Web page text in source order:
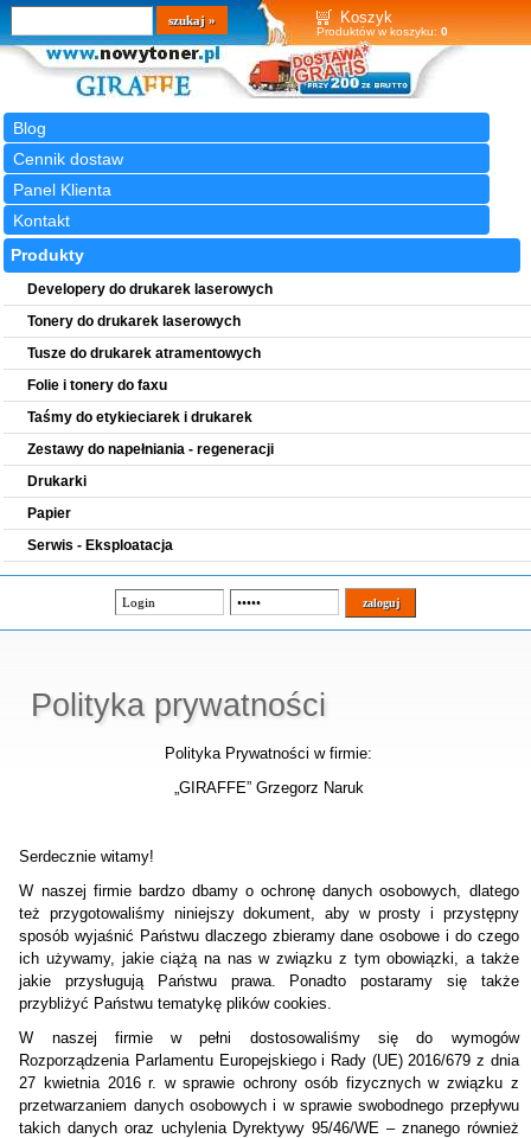
Koszyk
Produktów w koszyku: 0
Blog
Cennik dostaw
Panel Klienta
Kontakt
Wyszukiwarka
szukaj
Produkty
Developery do drukarek laserowych
Tonery do drukarek laserowych
Tusze do drukarek atramentowych
Folie i tonery do faxu
Taśmy do etykieciarek i drukarek
Zestawy do napełniania - regeneracji
Drukarki
Papier
Serwis - Eksploatacja
Polityka prywatności
Polityka Prywatności w firmie:
„GIRAFFE” Grzegorz Naruk
Serdecznie witamy!
W naszej firmie bardzo dbamy o ochronę danych osobowych, dlatego
też przygotowaliśmy niniejszy dokument, aby w prosty i przystępny
sposób wyjaśnić Państwu dlaczego zbieramy dane osobowe i do czego
ich używamy, jakie ciążą na nas w związku z tym obowiązki, a także
jakie przysługują Państwu prawa. Ponadto postaramy się także
przybliżyć Państwu tematykę plików cookies.
W naszej firmie w pełni dostosowaliśmy się do wymogów
Rozporządzenia Parlamentu Europejskiego i Rady (UE) 2016/679 z dnia
27 kwietnia 2016 r. w sprawie ochrony osób fizycznych w związku z
przetwarzaniem danych osobowych i w sprawie swobodnego przepływu
takich danych oraz uchylenia Dyrektywy 95/46/WE – znanego również